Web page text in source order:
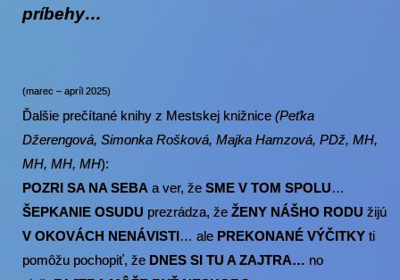
príbehy…
(marec – apríl 2025)
Ďalšie prečítané knihy z Mestskej knižnice (Peťka
Džerengová, Simonka Rošková, Majka Hamzová, PDž, MH,
MH, MH, MH):
POZRI SA NA SEBA a ver, že SME V TOM SPOLU…
ŠEPKANIE OSUDU prezrádza, že ŽENY NÁŠHO RODU žijú
V OKOVÁCH NENÁVISTI… ale PREKONANÉ VÝČITKY ti
pomôžu pochopiť, že DNES SI TU A ZAJTRA… no